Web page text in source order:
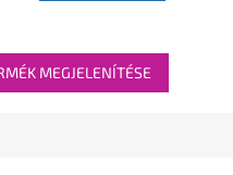
MEGJELENÍTÉSE